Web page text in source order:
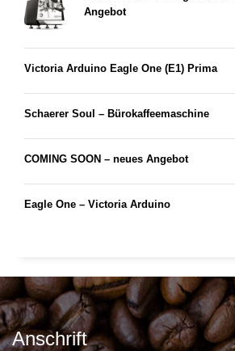
Angebot
Victoria Arduino Eagle One (E1) Prima
Schaerer Soul – Bürokaffeemaschine
COMING SOON – neues Angebot
Eagle One – Victoria Arduino
Anschrift